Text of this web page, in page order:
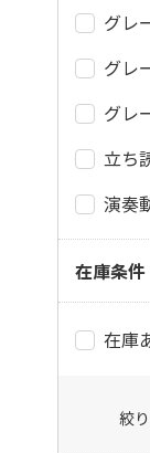
グレ
グレ
グレ
立ち
演奏
在庫条件
在庫
絞